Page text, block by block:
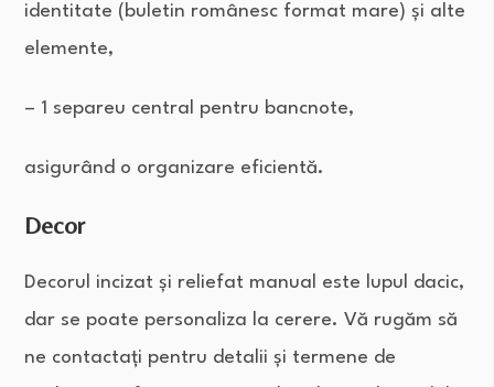
identitate (buletin românesc format mare) și alte
elemente,
– 1 separeu central pentru bancnote,
asigurând o organizare eficientă.
Decor
Decorul incizat și reliefat manual este lupul dacic,
dar se poate personaliza la cerere. Vă rugăm să
ne contactați pentru detalii și termene de